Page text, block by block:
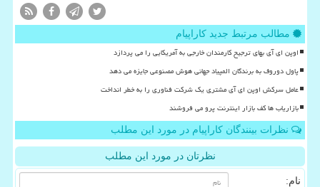
مطالب مرتبط جدید کاراپیام
اوپن ای آی بهای ترجیح کارمندان خارجی به آمریکایی را می پردازد
پاول دوروف به برندگان المپیاد جهانی هوش مصنوعی جایزه می دهد
عامل سرکش اوپن ای آی مشتری یک شرکت فناوری را به خطر انداخت
بازاریاب ها کف بازار اینترنت پرو می فروشند
نظرات بینندگان کاراپیام در مورد این مطلب
نظرتان در مورد این مطلب
نام: